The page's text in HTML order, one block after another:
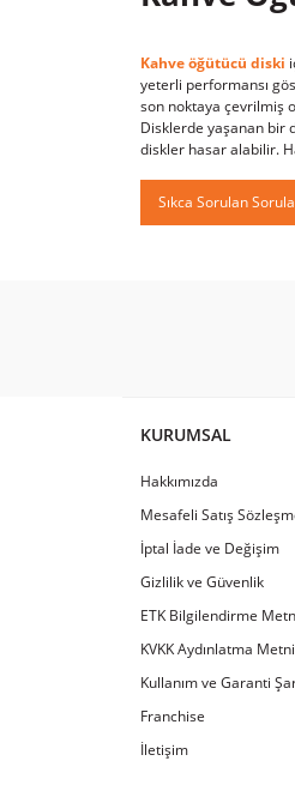
Kahve öğütücü diski
yeterli performansı
son noktaya çevrilmiş
Disklerde yaşanan bir
diskler hasar alabilir.
Sıkca Sorulan
KURUMSAL
Hakkımızda
Mesafeli Satış
İptal İade ve Değişim
Gizlilik ve Güvenlik
ETK Bilgilendirme
KVKK Aydınlatma Metni
Kullanım ve Garanti
Franchise
İletişim